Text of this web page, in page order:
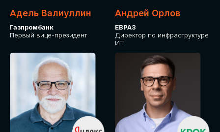
Адель Валиуллин
Газпромбанк
Первый вице-президент
Андрей Орлов
ЕВРАЗ
Директор по инфраструктуре
ИТ